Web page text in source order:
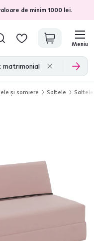
de minim 1000 lei.
verificate
Meniu
şi somiere Saltele